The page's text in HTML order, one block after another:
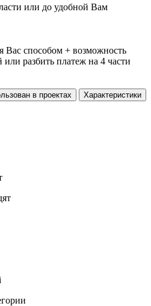
или до удобной Вам
способом + возможность
или разбить платеж на 4 части
в проектах Характеристики